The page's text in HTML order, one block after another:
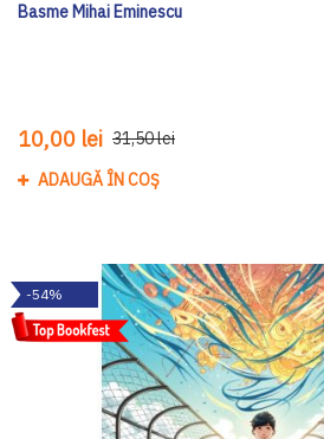
Basme Mihai Eminescu
10,00 lei 31,50 lei
ADAUGĂ ÎN COȘ
-54%